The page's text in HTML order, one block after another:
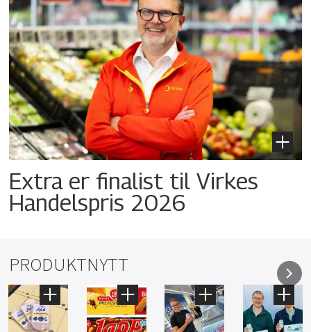
Extra er finalist til Virkes
Handelspris 2026
PRODUKTNYTT